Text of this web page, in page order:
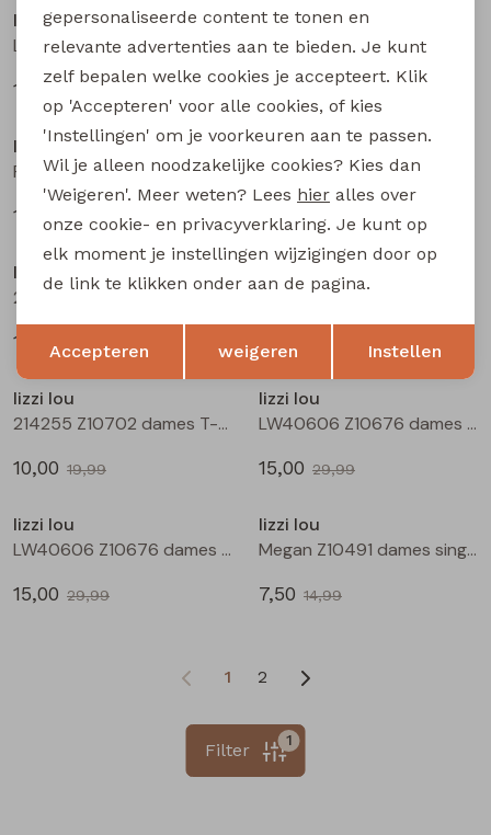
lizzi lou
Lotti Z10479 dames pullover Groen mos
17,50
34,99
lizzi lou
17,50
34,99
Sale
lizzi lou
Pippa Z10480 dames gilet/hes Ecru
15,00
lizzi lou
15,00
29,99
Sale
lizzi lou
214255 Z10702 dames T-shirt km Geel
10,00
19,99
lizzi lou
Sale
lizzi lou
214255 Z10702 dames T-shirt km Groen mos
10,00 19,99
Sale
lizzi lou
LW40606 Z10676 dames rok kort Mos
15,00 29,99
lizzi lou
LW40606 Z10676 dames rok kort Zwart
15,00 29,99
lizzi lou
Megan Z10491 dames singlet Ecru
7,50 14,99
1 2
1
Filter
Terug Opslaan
gepersonaliseerde content te tonen en
relevante advertenties aan te bieden. Je kunt
zelf bepalen welke cookies je accepteert. Klik
op 'Accepteren' voor alle cookies, of kies
'Instellingen' om je voorkeuren aan te passen.
Wil je alleen noodzakelijke cookies? Kies dan
'Weigeren'. Meer weten? Lees hier alles over
onze cookie- en privacyverklaring. Je kunt op
elk moment je instellingen wijzigingen door op
de link te klikken onder aan de pagina.
Accepteren weigeren Instellen